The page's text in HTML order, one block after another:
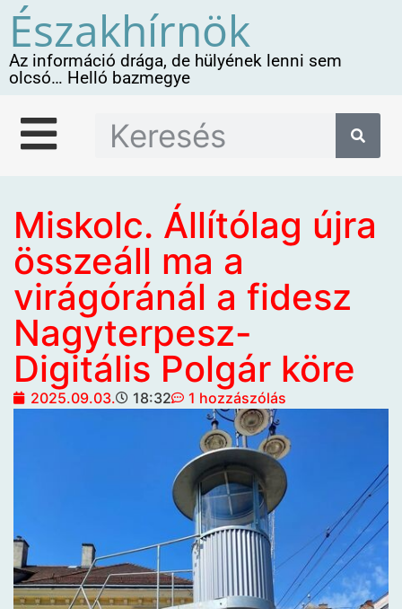
Északhírnök
Az információ drága, de hülyének lenni sem
olcsó… Helló bazmegye
Miskolc. Állítólag újra
összeáll ma a
virágóránál a fidesz
Nagyterpesz-
Digitális Polgár köre
2025.09.03. 18:32 1 hozzászólás